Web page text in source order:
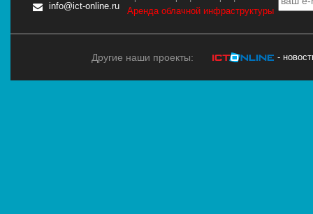
info@ict-online.ru
Аренда облачной инфраструктуры
Другие наши проекты: -